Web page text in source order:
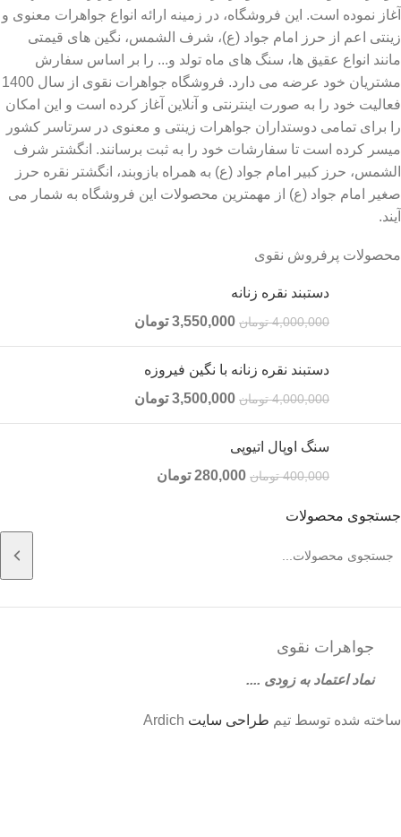
آغاز نموده است. این فروشگاه، در زمینه ارائه انواع جواهرات معنوی و
زینتی اعم از حرز امام جواد (ع)، شرف الشمس، نگین های قیمتی
مانند انواع عقیق ها، سنگ های ماه تولد و... را بر اساس سفارش
مشتریان خود عرضه می دارد. فروشگاه جواهرات نقوی از سال 1400
فعالیت خود را به صورت اینترنتی و آنلاین آغاز کرده است و این امکان
را برای تمامی دوستداران جواهرات زینتی و معنوی در سرتاسر کشور
میسر کرده است تا سفارشات خود را به ثبت برسانند. انگشتر شرف
الشمس، حرز کبیر امام جواد (ع) به همراه بازوبند، انگشتر نقره حرز
صغیر امام جواد (ع) از مهمترین محصولات این فروشگاه به شمار می
آیند.
محصولات پرفروش نقوی
دستبند نقره زنانه
4,000,000 تومان 3,550,000 تومان
دستبند نقره زنانه با نگین فیروزه
4,000,000 تومان 3,500,000 تومان
سنگ اوپال اتیوپی
400,000 تومان 280,000 تومان
جستجوی محصولات
جواهرات نقوی
نماد اعتماد به زودی ....
ساخته شده توسط تیم طراحی سایت Ardich